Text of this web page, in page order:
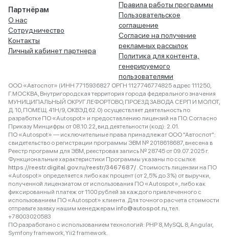
Партнёрам
О нас
Сотрудничество
Контакты
Личный кабинет партнера
Правила работы программы
Пользовательское
соглашение
Согласие на получение
рекламных рассылок
Политика для контента,
генерируемого
пользователями
ООО «Автоспот» (ИНН 7715936827 ОРГН 1127746774825 адрес 111250,
Г.МОСКВА, Внутригородская территория города федерального значения
МУНИЦИПАЛЬНЫЙ ОКРУГ ЛЕФОРТОВО, ПРОЕЗД ЗАВОДА СЕРП И МОЛОТ,
Д. 10, ПОМЕЩ. 41Н/9, ОКВЭД 62.0) осуществляет деятельность по
разработке ПО «Autospot» и предоставлению лицензий на ПО. Согласно
Приказу Минцифры от 08.10.22, вид деятельности (код): 2.01.
ПО «Autospot» — исключительные права принадлежат ООО "Автоспот":
свидетельство о регистрации программы ЭВМ № 2018618687, внесена в
Реестр программ для ЭВМ, реестровая запись № 28745 от 09.07.2025 г.
Функциональные характеристики Программы указаны по ссылке:
https://reestr.digital.gov.ru/reestr/3467687/ . Стоимость лицензии на ПО
«Autospot» определяется либо как процент (от 2,5% до 3%) от выручки,
полученной лицензиатом от использования ПО «Autospot», либо как
фиксированный платеж от 1100 рублей за каждого привлеченного с
использованием ПО «Autospot» клиента. Для точного расчета стоимости
отправьте заявку нашим менеджерам info@autospot.ru, тел.
+78003020583
ПО разработано с использованием технологий: PHP 8, MySQL 8, Angular,
Symfony framework, Yii2 framework.